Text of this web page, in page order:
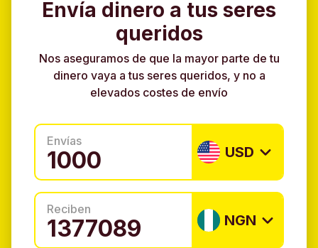
Envía dinero a tus seres
queridos
Nos aseguramos de que la mayor parte de tu
dinero vaya a tus seres queridos, y no a
elevados costes de envío
Envías
USD
Reciben
NGN